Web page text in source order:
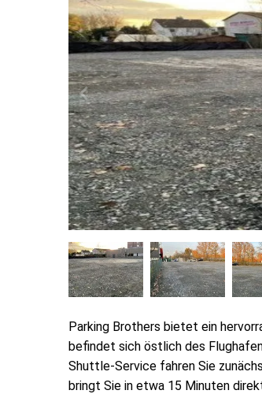
Parking Brothers bietet ein
befindet sich östlich des
Shuttle-Service fahren Sie
bringt Sie in etwa 15 Minuten